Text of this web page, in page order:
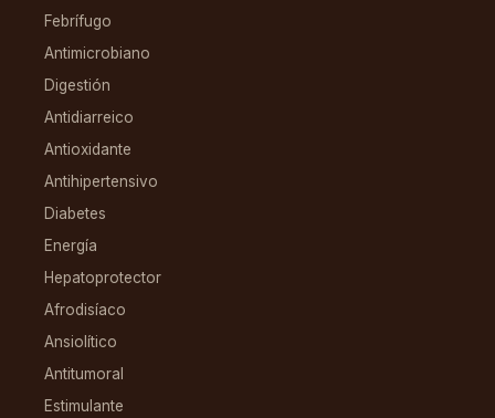
Febrífugo
Antimicrobiano
Digestión
Antidiarreico
Antioxidante
Antihipertensivo
Diabetes
Energía
Hepatoprotector
Afrodisíaco
Ansiolítico
Antitumoral
Estimulante